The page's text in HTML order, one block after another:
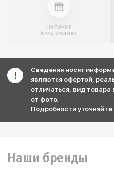
НАЛИЧИЕ
В МАГАЗИНАХ
Сведения носят
являются офертой,
отличаться, вид товара
от фото.
Подробности уточняйте
Наши бренды